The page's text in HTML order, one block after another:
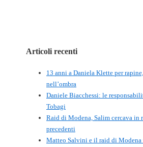
Articoli recenti
13 anni a Daniela Klette per
nell’ombra
Daniele Biacchessi: le
Tobagi
Raid di Modena, Salim cercava in
precedenti
Matteo Salvini e il raid di Modena